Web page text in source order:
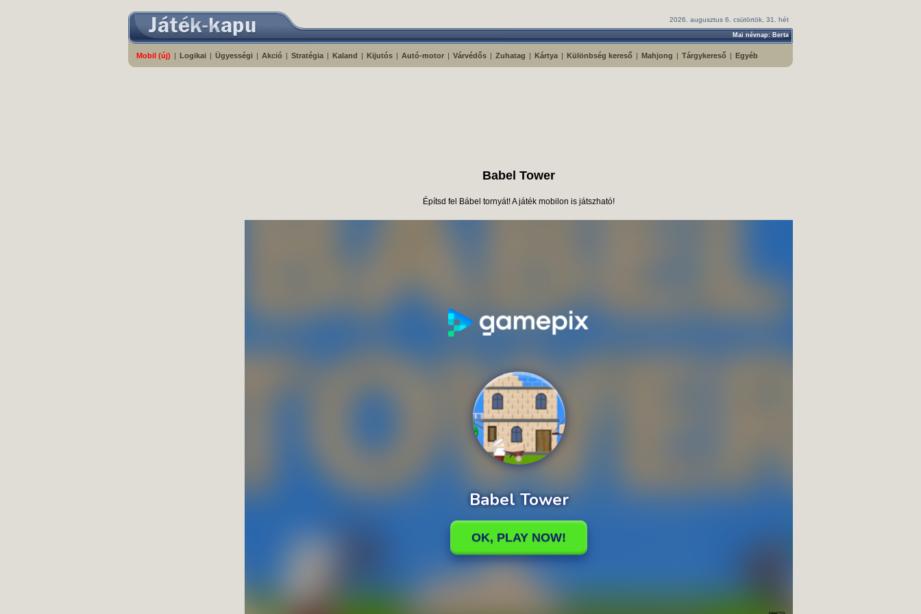
2026. augusztus 6. csütörtök, 31. hét
Mai névnap: Berta
Mobil (új) | Logikai | Ügyességi | Akció | Stratégia | Kaland | Kijutós | Autó-motor | Várvédős | Zuhatag | Kártya | Különbség kereső | Mahjong | Tárgykereső | Egyéb
Babel Tower
Építsd fel Bábel tornyát! A játék mobilon is játszható!